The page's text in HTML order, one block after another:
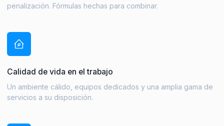
penalización. Fórmulas hechas para combinar.
Calidad de vida en el trabajo
Un ambiente cálido, equipos dedicados y una amplia gama de
servicios a su disposición.